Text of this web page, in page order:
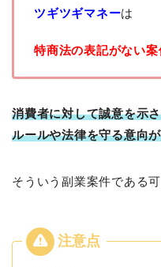
ツギツギマネーは
特商法の表記がない案
消費者に対して誠意を示
ルールや法律を守る意向
そういう副業案件である